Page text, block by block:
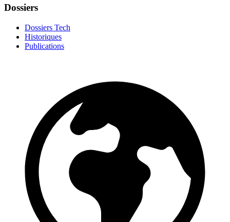
Dossiers
Dossiers Tech
Historiques
Publications